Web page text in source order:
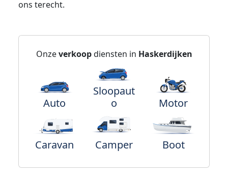
ons terecht.
Onzeverkoopdiensten in Haskerdijken
Auto
Sloopaut
o
Motor
Caravan Camper Boot